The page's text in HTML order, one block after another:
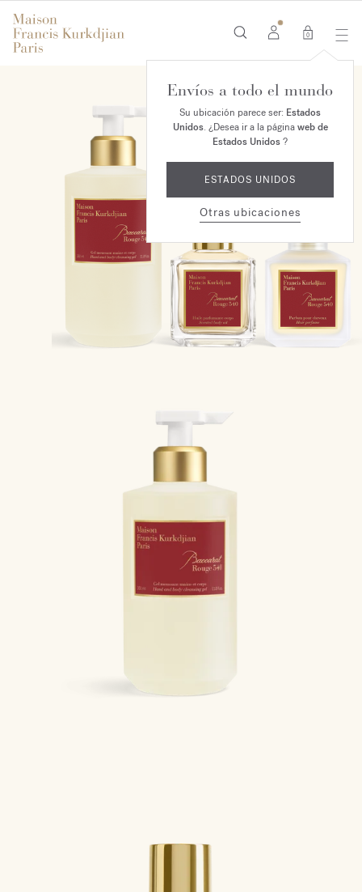
0
Envíos a todo el mundo
Su ubicación parece ser: Estados
Unidos. ¿Desea ir a la páginaweb de
Estados Unidos?
ESTADOS UNIDOS
Otras ubicaciones
EXCLUSIVO EN LÍNEA